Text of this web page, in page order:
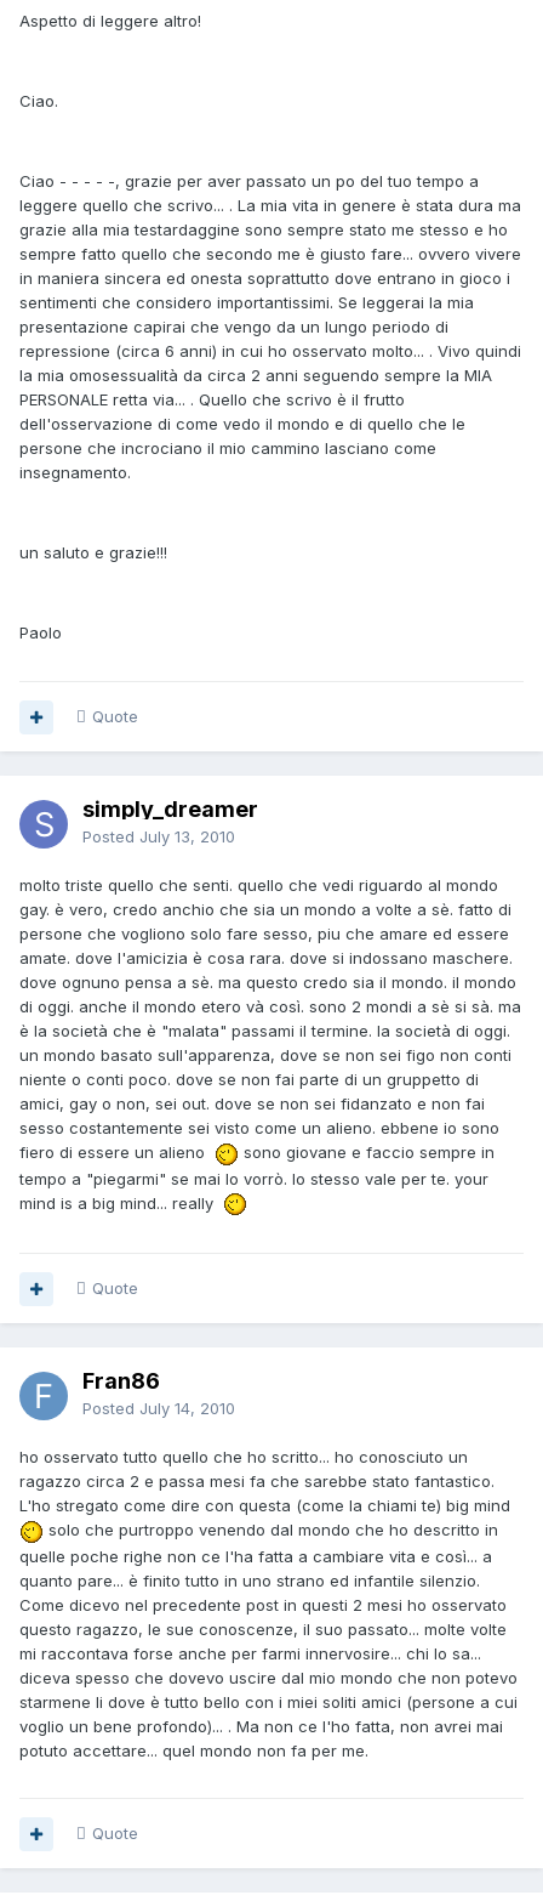
Aspetto di leggere altro!
Ciao.
Ciao - - - - -, grazie per aver passato un po del tuo tempo a
leggere quello che scrivo... . La mia vita in genere è stata dura ma
grazie alla mia testardaggine sono sempre stato me stesso e ho
sempre fatto quello che secondo me è giusto fare... ovvero vivere
in maniera sincera ed onesta soprattutto dove entrano in gioco i
sentimenti che considero importantissimi. Se leggerai la mia
presentazione capirai che vengo da un lungo periodo di
repressione (circa 6 anni) in cui ho osservato molto... . Vivo quindi
la mia omosessualità da circa 2 anni seguendo sempre la MIA
PERSONALE retta via... . Quello che scrivo è il frutto
dell'osservazione di come vedo il mondo e di quello che le
persone che incrociano il mio cammino lasciano come
insegnamento.
un saluto e grazie!!!
Paolo
Quote
simply_dreamer
Posted July 13, 2010
molto triste quello che senti. quello che vedi riguardo al mondo
gay. è vero, credo anchio che sia un mondo a volte a sè. fatto di
persone che vogliono solo fare sesso, piu che amare ed essere
amate. dove l'amicizia è cosa rara. dove si indossano maschere.
dove ognuno pensa a sè. ma questo credo sia il mondo. il mondo
di oggi. anche il mondo etero và così. sono 2 mondi a sè si sà. ma
è la società che è "malata" passami il termine. la società di oggi.
un mondo basato sull'apparenza, dove se non sei figo non conti
niente o conti poco. dove se non fai parte di un gruppetto di
amici, gay o non, sei out. dove se non sei fidanzato e non fai
sesso costantemente sei visto come un alieno. ebbene io sono
fiero di essere un alieno
sono giovane e faccio sempre in
tempo a "piegarmi" se mai lo vorrò. lo stesso vale per te. your
mind is a big mind... really
Quote
Fran86
Posted July 14, 2010
ho osservato tutto quello che ho scritto... ho conosciuto un
ragazzo circa 2 e passa mesi fa che sarebbe stato fantastico.
L'ho stregato come dire con questa (come la chiami te) big mind
solo che purtroppo venendo dal mondo che ho descritto in
quelle poche righe non ce l'ha fatta a cambiare vita e così... a
quanto pare... è finito tutto in uno strano ed infantile silenzio.
Come dicevo nel precedente post in questi 2 mesi ho osservato
questo ragazzo, le sue conoscenze, il suo passato... molte volte
mi raccontava forse anche per farmi innervosire... chi lo sa...
diceva spesso che dovevo uscire dal mio mondo che non potevo
starmene li dove è tutto bello con i miei soliti amici (persone a cui
voglio un bene profondo)... . Ma non ce l'ho fatta, non avrei mai
potuto accettare... quel mondo non fa per me.
Quote